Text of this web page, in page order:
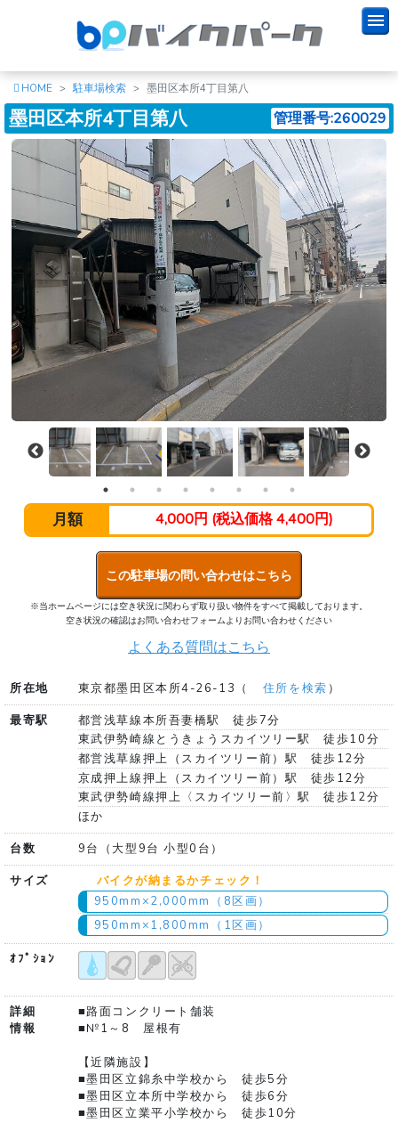
HOME 駐車場検索 墨田区本所4丁目第八
墨田区本所4丁目第八 管理番号:260029
月額 4,000円 (税込価格 4,400円)
この駐車場の問い合わせはこちら
※当ホームページには空き状況に関わらず取り扱い物件をすべて掲載しております。
空き状況の確認はお問い合わせフォームよりお問い合わせください
よくある質問はこちら
所在地 東京都墨田区本所4-26-13（ 住所を検索 ）
最寄駅
都営浅草線本所吾妻橋駅 徒歩7分
東武伊勢崎線とうきょうスカイツリー駅 徒歩10分
都営浅草線押上（スカイツリー前）駅 徒歩12分
京成押上線押上（スカイツリー前）駅 徒歩12分
東武伊勢崎線押上〈スカイツリー前〉駅 徒歩12分
ほか
台数
9台（大型9台 小型0台）
サイズ
バイクが納まるかチェック！
950mm×2,000mm（8区画）
950mm×1,800mm（1区画）
ｵﾌﾟｼｮﾝ
詳細
情報
■路面コンクリート舗装
■№1～8 屋根有
【近隣施設】
■墨田区立錦糸中学校から 徒歩5分
■墨田区立本所中学校から 徒歩6分
■墨田区立業平小学校から 徒歩10分